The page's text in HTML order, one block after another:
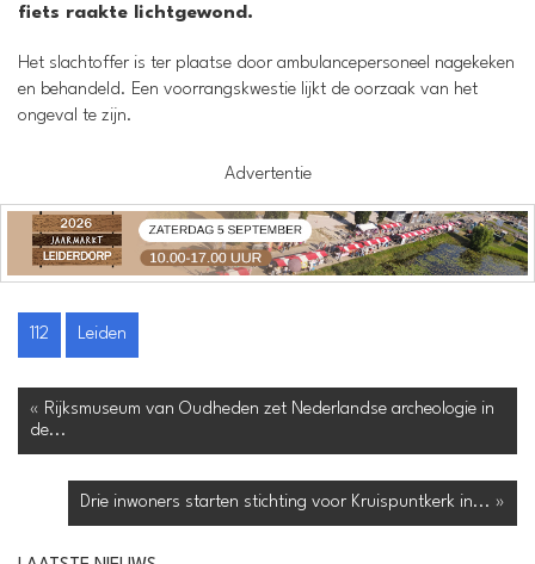
fiets raakte lichtgewond.
Het slachtoffer is ter plaatse door ambulancepersoneel nagekeken
en behandeld. Een voorrangskwestie lijkt de oorzaak van het
ongeval te zijn.
Advertentie
112 Leiden
« Rijksmuseum van Oudheden zet Nederlandse archeologie in
de...
Drie inwoners starten stichting voor Kruispuntkerk in... »